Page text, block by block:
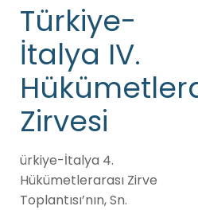
Türkiye-
İtalya IV.
Zirvesi
ürkiye-İtalya 4.
Hükümetlerarası Zirve
Toplantısı’nın, Sn.